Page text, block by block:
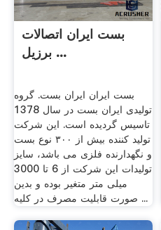
بست ایران اتصالات
برزیل ...
بست ایران ایران بست. گروه
تولیدی ایران بست در سال 1378
تاسیس گردیده است. این شرکت
تولید کننده بیش از ۳۰۰ نوع بست
و نگهدارنده فلزی می باشد، سایز
تولیدات این شرکت از 6 تا 3000
میلی متر متغیر بوده و بدین
صورت قابلیت مصرف در کلیه ...